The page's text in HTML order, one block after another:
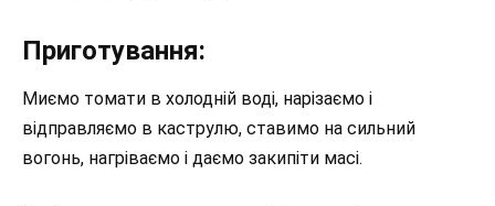
Приготування:
Миємо томати в холодній воді, нарізаємо і
відправляємо в каструлю, ставимо на сильний
вогонь, нагріваємо і даємо закипіти масі.